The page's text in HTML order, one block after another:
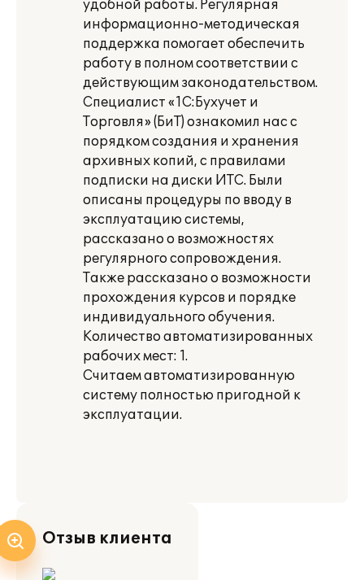
удобной работы. Регулярная
информационно-методическая
поддержка помогает обеспечить
работу в полном соответствии с
действующим законодательством.
Специалист «1С:Бухучет и
Торговля» (БиТ) ознакомил нас с
порядком создания и хранения
архивных копий, с правилами
подписки на диски ИТС. Были
описаны процедуры по вводу в
эксплуатацию системы,
рассказано о возможностях
регулярного сопровождения.
Также рассказано о возможности
прохождения курсов и порядке
индивидуального обучения.
Количество автоматизированных
рабочих мест: 1.
Считаем автоматизированную
систему полностью пригодной к
эксплуатации.
Отзыв клиента